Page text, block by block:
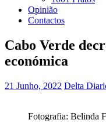
Opinião
Contactos
Cabo Verde
económica
21 Junho, 2022 Delta
Fotografia: Belinda